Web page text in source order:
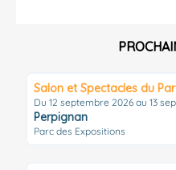
Salon et Spectacles du
Du 12 septembre 2026 au 13
Perpignan
Parc des Expositions